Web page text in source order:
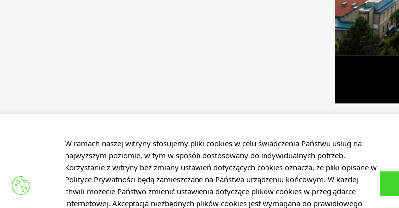
W ramach naszej witryny stosujemy pliki cookies w celu świadczenia Państwu usług na
najwyższym poziomie, w tym w sposób dostosowany do indywidualnych potrzeb.
Korzystanie z witryny bez zmiany ustawień dotyczących cookies oznacza, że pliki opisane w
Polityce Prywatności będą zamieszczane na Państwa urządzeniu końcowym. W każdej
chwili możecie Państwo zmienić ustawienia dotyczące plików cookies w przeglądarce
internetowej. Akceptacja niezbędnych plików cookies jest wymagana do prawidłowego
Dane osobowe Dostępność
Polityka prywatności